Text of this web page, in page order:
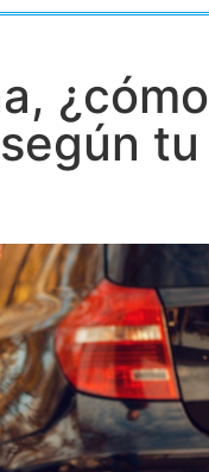
¿cómo
tu